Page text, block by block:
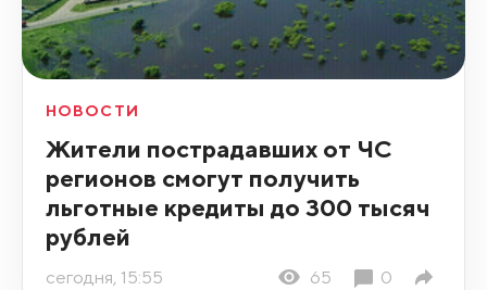
НОВОСТИ
Жители пострадавших от ЧС
регионов смогут получить
льготные кредиты до 300 тысяч
рублей
сегодня, 15:55 65 0